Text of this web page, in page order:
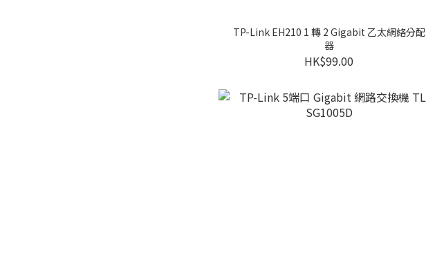
TP-Link EH210 1 轉 2 Gigabit 乙太網絡分配
器
HK$99.00